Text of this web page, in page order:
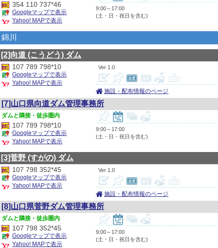
9:00～17:00
(土・日・祝日を含む)
354 110 737*46
Googleマップで表示
Yahoo! MAPで表示
錦川
[2]向道 (こうどう) ダム
1.0
施設・配布情報のページ
107 789 798*10
Googleマップで表示
Yahoo! MAPで表示
[7]山口県向道ダム管理事務所
9:00～17:00
(土・日・祝日を含む)
隣接・徒歩圏内
107 789 798*10
Googleマップで表示
Yahoo! MAPで表示
[3]菅野 (すがの) ダム
1.0
施設・配布情報のページ
107 798 352*45
Googleマップで表示
Yahoo! MAPで表示
[8]山口県菅野ダム管理事務所
9:00～17:00
(土・日・祝日を含む)
隣接・徒歩圏内
107 798 352*45
Googleマップで表示
Yahoo! MAPで表示